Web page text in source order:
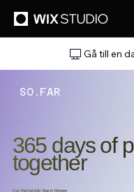
Gå till en